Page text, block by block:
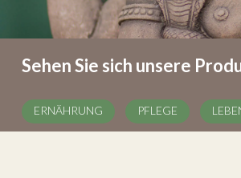
Sehen Sie sich unsere
ERNÄHRUNG PFLEGE